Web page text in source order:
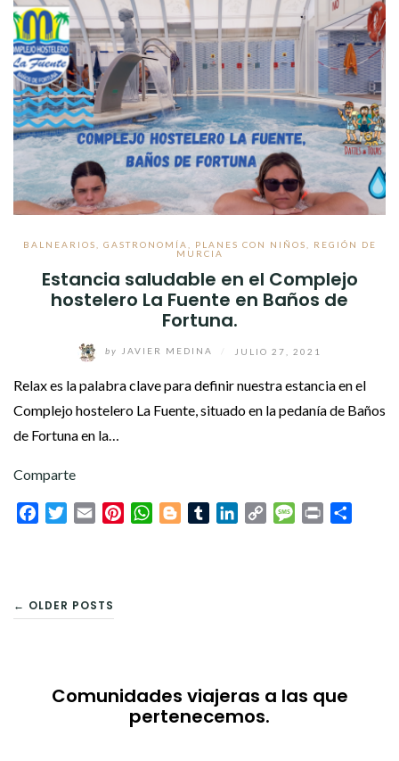
BALNEARIOS GASTRONOMÍA PLANES CON NIÑOS
REGIÓN DE
MURCIA
Estancia saludable en el Complejo
hostelero La Fuente en Baños de
Fortuna.
by JAVIER MEDINA JULIO 27, 2021
Relax es la palabra clave para definir nuestra estancia en el
Complejo hostelero La Fuente, situado en la pedanía de Baños
de Fortuna en la…
Comparte
FacebookTwitterEmail PinterestWhatsAppBloggerTumblrLinkedIn
Copy
Message
Print
NAVEGACIÓN
ENTRADAS
← OLDER POSTS
Comunidades viajeras a las que
pertenecemos.